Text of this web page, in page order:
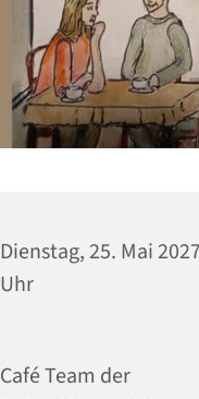
Dienstag, 25. Mai
Uhr
Café Team der